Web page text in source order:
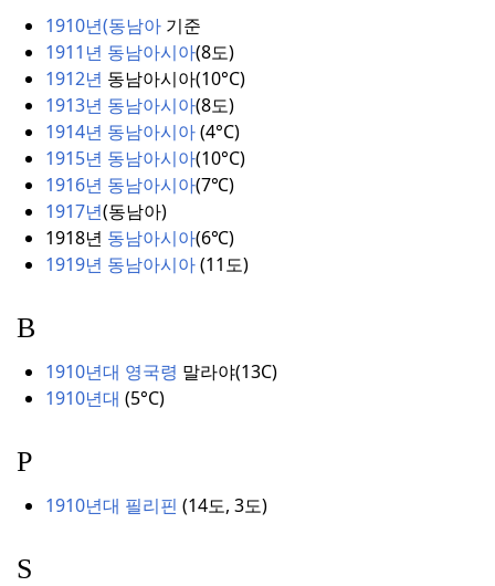
1910년(동남아 기준
1911년 동남아시아(8도)
1912년 동남아시아(10°C)
1913년 동남아시아(8도)
1914년 동남아시아(4°C)
1915년 동남아시아(10°C)
1916년 동남아시아(7℃)
1917년(동남아)
1918년 동남아시아(6℃)
1919년 동남아시아(11도)
B
1910년대 영국령 말라야(13C)
1910년대 (5°C)
P
1910년대 필리핀 (14도, 3도)
S